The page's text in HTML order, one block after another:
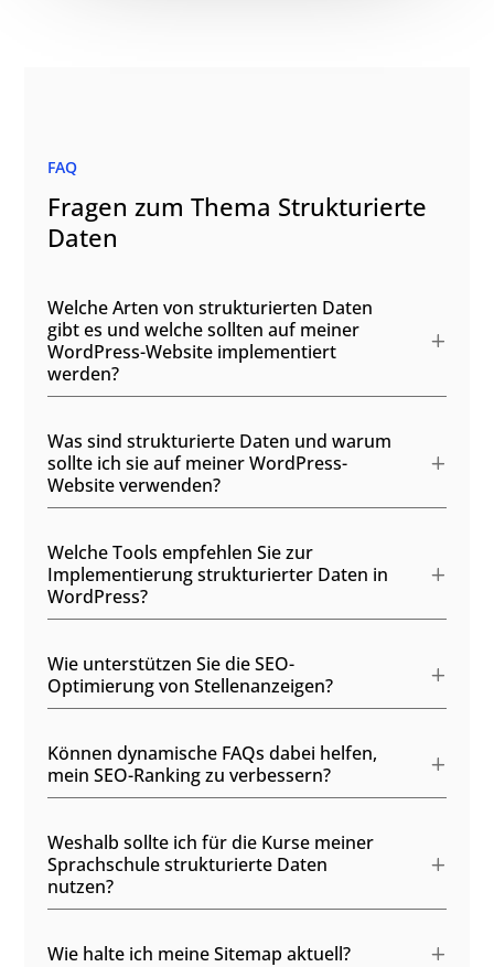
FAQ
Fragen zum Thema Strukturierte
Daten
Welche Arten von strukturierten Daten
gibt es und welche sollten auf meiner
WordPress-Website implementiert
werden?
Was sind strukturierte Daten und warum
sollte ich sie auf meiner WordPress-
Website verwenden?
Welche Tools empfehlen Sie zur
Implementierung strukturierter Daten in
WordPress?
Wie unterstützen Sie die SEO-
Optimierung von Stellenanzeigen?
Können dynamische FAQs dabei helfen,
mein SEO-Ranking zu verbessern?
Weshalb sollte ich für die Kurse meiner
Sprachschule strukturierte Daten
nutzen?
Wie halte ich meine Sitemap aktuell?